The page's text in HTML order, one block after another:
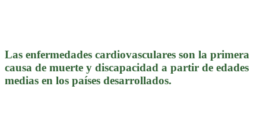
Las enfermedades cardiovasculares son la primera
causa de muerte y discapacidad a partir de edades
medias en los países desarrollados.